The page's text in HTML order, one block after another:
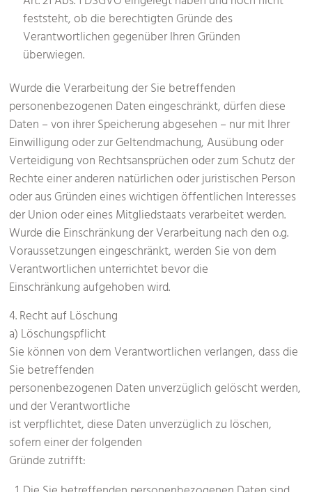
feststeht, ob die berechtigten Gründe des
Verantwortlichen gegenüber Ihren Gründen
überwiegen.
Wurde die Verarbeitung der Sie betreffenden
personenbezogenen Daten eingeschränkt, dürfen diese
Daten – von ihrer Speicherung abgesehen – nur mit Ihrer
Einwilligung oder zur Geltendmachung, Ausübung oder
Verteidigung von Rechtsansprüchen oder zum Schutz der
Rechte einer anderen natürlichen oder juristischen Person
oder aus Gründen eines wichtigen öffentlichen Interesses
der Union oder eines Mitgliedstaats verarbeitet werden.
Wurde die Einschränkung der Verarbeitung nach den o.g.
Voraussetzungen eingeschränkt, werden Sie von dem
Verantwortlichen unterrichtet bevor die
Einschränkung aufgehoben wird.
4. Recht auf Löschung
a) Löschungspflicht
Sie können von dem Verantwortlichen verlangen, dass die
Sie betreffenden
personenbezogenen Daten unverzüglich gelöscht werden,
und der Verantwortliche
ist verpflichtet, diese Daten unverzüglich zu löschen,
sofern einer der folgenden
Gründe zutrifft: